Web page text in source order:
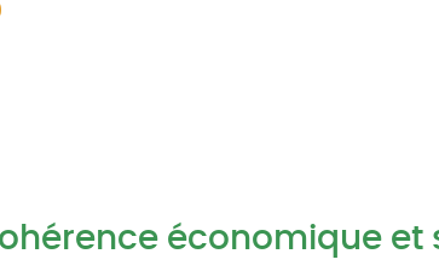
économique et